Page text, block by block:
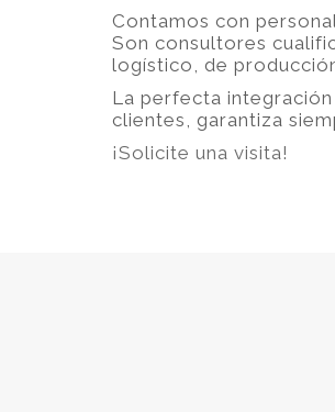
Contamos con
Son consultores
logístico, de
La perfecta
clientes, garantiza
¡Solicite una visita!